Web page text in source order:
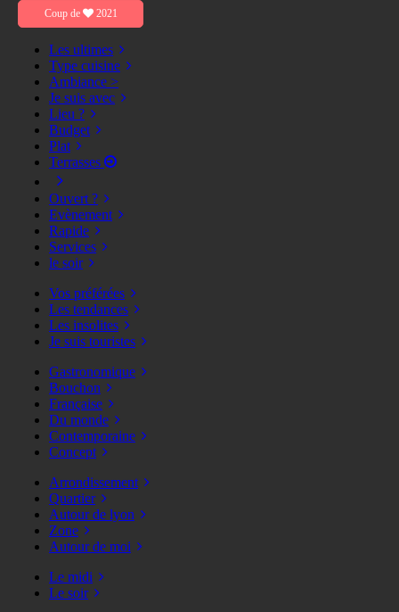
Coup de 2021
Les ultimes
Type cuisine
Ambiance >
Je suis avec
Lieu ?
Budget
Plat
Terrasses
Ouvert ?
Evènement
Rapide
Services
le soir
Vos préférées
Les tendances
Les insolites
Je suis touristes
Gastronomique
Bouchon
Française
Du monde
Contemporaine
Concept
Arrondissement
Quartier
Autour de lyon
Zone
Autour de moi
Le midi
Le soir